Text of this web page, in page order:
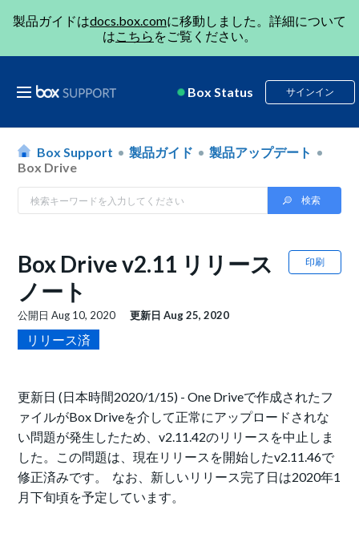
製品ガイドはdocs.box.comに移動しました。詳細について
はこちら をご覧ください。
Box Status サインイン
Box Support 製品ガイド
製品アップデート
Box Drive
印刷
Box Drive v2.11 リリース
ノート
公開日Aug 10, 2020 更新日Aug 25, 2020
リリース済
更新日 (日本時間2020/1/15) - One Driveで作成されたフ
ァイルがBox Driveを介して正常にアップロードされな
い問題が発生したため、v2.11.42のリリースを中止しま
した。この問題は、現在リリースを開始したv2.11.46で
修正済みです。 なお、新しいリリース完了日は2020年1
月下旬頃を予定しています。